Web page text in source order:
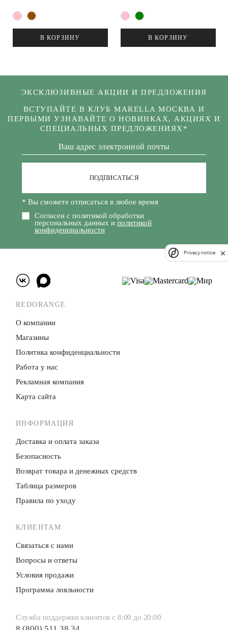
В КОРЗИНУ В КОРЗИНУ
ЭКСКЛЮЗИВНЫЕ АКЦИИ И ПРЕДЛОЖЕНИЯ
ВСТУПАЙТЕ В КЛУБ MARELLA МОСКВА И
ПЕРВЫМИ УЗНАВАЙТЕ О НОВИНКАХ, АКЦИЯХ И
СПЕЦИАЛЬНЫХ ПРЕДЛОЖЕНИЯХ*
ПОДПИСАТЬСЯ
Согласен с политикой обработки
персональных данных и политикой
конфиденциальности
* Вы сможете отписаться в любое время
REDORANGE
О компании
Магазины
Политика конфиденци­альности
Работа у нас
Рекламная компания
Карта сайта
ИНФОРМАЦИЯ
Доставка и оплата заказа
Безопасность
Возврат товара и денежных средств
Таблица размеров
Правила по уходу
КЛИЕНТАМ
Связаться с нами
Вопросы и ответы
Условия продажи
Программа лояльности
Служба поддержки клиентов с 8:00 до 20:00
Privacy notice